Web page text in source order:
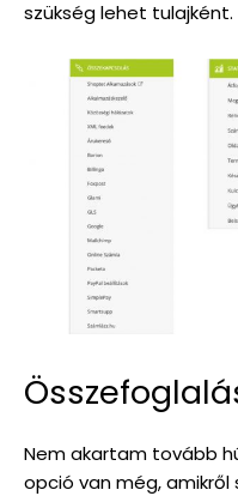
szükség lehet tulajként.
Nem akartam tovább
opció van még,